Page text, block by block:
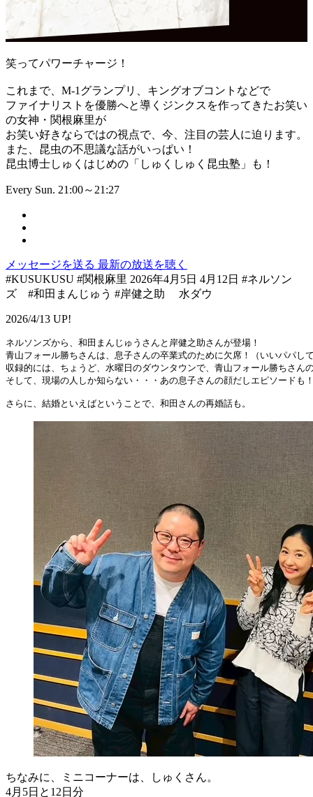
笑ってパワーチャージ！
これまで、M-1グランプリ、キングオブコントなどで
ファイナリストを優勝へと導くジンクスを作ってきたお笑い
の女神・関根麻里が
お笑い好きならではの視点で、今、注目の芸人に迫ります。
また、昆虫の不思議な話がいっぱい！
昆虫博士しゅくはじめの「しゅくしゅく昆虫塾」も！
Every Sun. 21:00～21:27
メッセージを送る 最新の放送を聴く
#KUSUKUSU #関根麻里 2026年4月5日 4月12日 #ネルソン
ズ #和田まんじゅう #岸健之助 水ダウ
2026/4/13 UP!
ネルソンズから、和田まんじゅうさんと岸健之助さんが登場！
青山フォール勝ちさんは、息子さんの卒業式のために欠席！（いいパパし
収録的には、ちょうど、水曜日のダウンタウンで、青山フォール勝ちさ
そして、現場の人しか知らない・・・あの息子さんの顔だしエピソードも
さらに、結婚といえばということで、和田さんの再婚話も。
ちなみに、ミニコーナーは、しゅくさん。
4月5日と12日分